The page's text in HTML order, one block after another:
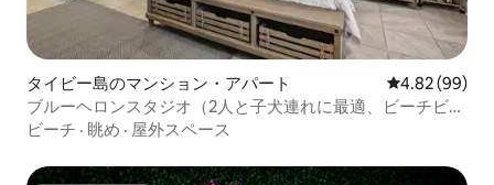
タイビー島のマンション・アパート レビュー99
4.82 (99)
ブルーヘロンスタジオ（2人と子犬連れに最適、ビーチビュ
ー！）
ビーチ · 眺め · 屋外スペース